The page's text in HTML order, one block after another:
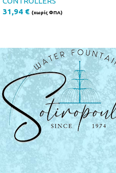
31,94 € (χωρίς ΦΠΑ)